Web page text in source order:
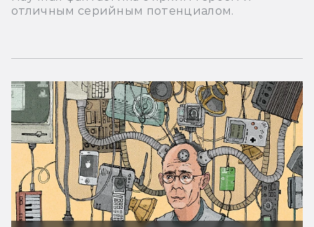
отличным серийным потенциалом.